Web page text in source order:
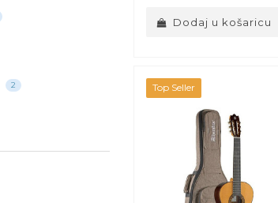
2
Dodaj u košaricu
Top Seller